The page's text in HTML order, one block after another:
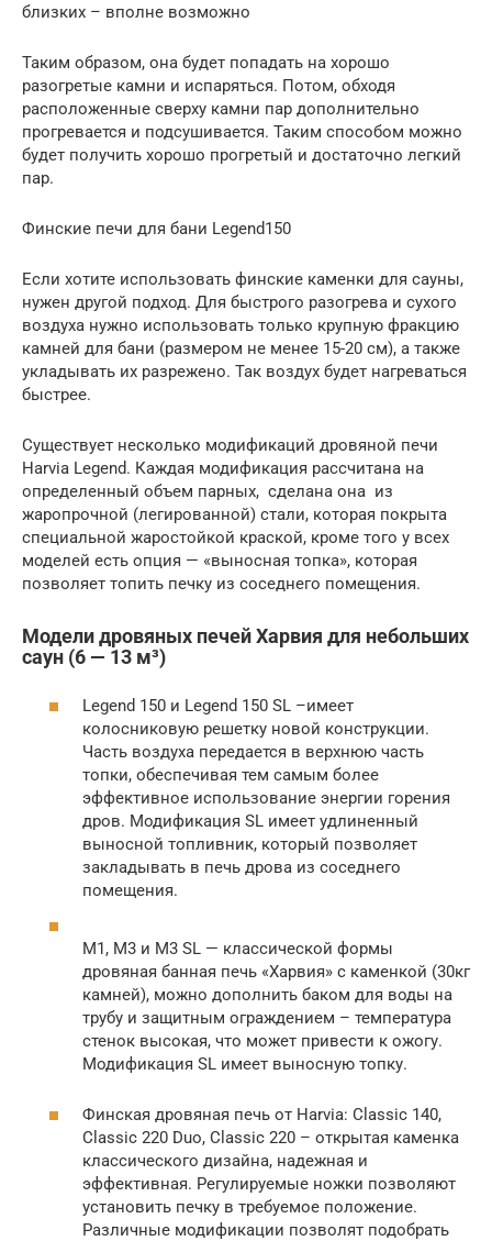
близких – вполне возможно
Таким образом, она будет попадать на хорошо
разогретые камни и испаряться. Потом, обходя
расположенные сверху камни пар дополнительно
прогревается и подсушивается. Таким способом можно
будет получить хорошо прогретый и достаточно легкий
пар.
Финские печи для бани Legend150
Если хотите использовать финские каменки для сауны,
нужен другой подход. Для быстрого разогрева и сухого
воздуха нужно использовать только крупную фракцию
камней для бани (размером не менее 15-20 см), а также
укладывать их разрежено. Так воздух будет нагреваться
быстрее.
Существует несколько модификаций дровяной печи
Harvia Legend. Каждая модификация рассчитана на
определенный объем парных, сделана она из
жаропрочной (легированной) стали, которая покрыта
специальной жаростойкой краской, кроме того у всех
моделей есть опция — «выносная топка», которая
позволяет топить печку из соседнего помещения.
Модели дровяных печей Харвия для небольших
саун (6 — 13 м³)
Legend 150 и Legend 150 SL –имеет
колосниковую решетку новой конструкции.
Часть воздуха передается в верхнюю часть
топки, обеспечивая тем самым более
эффективное использование энергии горения
дров. Модификация SL имеет удлиненный
выносной топливник, который позволяет
закладывать в печь дрова из соседнего
помещения.
M1, M3 и M3 SL — классической формы
дровяная банная печь «Харвия» с каменкой (30кг
камней), можно дополнить баком для воды на
трубу и защитным ограждением – температура
стенок высокая, что может привести к ожогу.
Модификация SL имеет выносную топку.
Финская дровяная печь от Harvia: Classic 140,
Classic 220 Duo, Classic 220 – открытая каменка
классического дизайна, надежная и
эффективная. Регулируемые ножки позволяют
установить печку в требуемое положение.
Различные модификации позволят подобрать